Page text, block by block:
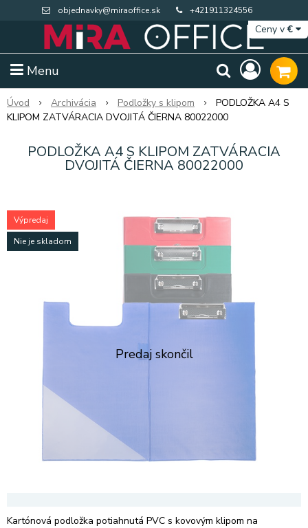
objednavky@miraoffice.sk +421911324556
Menu
Ceny v€
Úvod Archivácia Podložky s klipom
PODLOŽKA A4 S
KLIPOM ZATVÁRACIA DVOJITÁ ČIERNA 80022000
PODLOŽKA A4 S KLIPOM ZATVÁRACIA
DVOJITÁ ČIERNA 80022000
Výpredaj
Nie je skladom
Kartónová podložka potiahnutá PVC s kovovým klipom na